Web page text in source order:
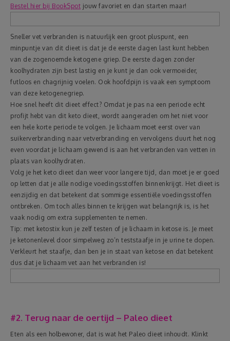
Bestel hier bij BookSpot jouw favoriet en dan starten maar!
Sneller vet verbranden is natuurlijk een groot pluspunt, een
minpuntje van dit dieet is dat je de eerste dagen last kunt hebben
van de zogenoemde ketogene griep. De eerste dagen zonder
koolhydraten zijn best lastig en je kunt je dan ook vermoeider,
futloos en chagrijnig voelen. Ook hoofdpijn is vaak een symptoom
van deze ketogenegriep.
Hoe snel heeft dit dieet effect? Omdat je pas na een periode echt
profijt hebt van dit keto dieet, wordt aangeraden om het niet voor
een hele korte periode te volgen. Je lichaam moet eerst over van
suikerverbranding naar vetverbranding en vervolgens duurt het nog
even voordat je lichaam gewend is aan het verbranden van vetten in
plaats van koolhydraten.
Volg je het keto dieet dan weer voor langere tijd, dan moet je er goed
op letten dat je alle nodige voedingsstoffen binnenkrijgt. Het dieet is
eenzijdig en dat betekent dat sommige essentiële voedingsstoffen
ontbreken. Om toch alles binnen te krijgen wat belangrijk is, is het
vaak nodig om extra supplementen te nemen.
Tip: met ketostix kun je zelf testen of je lichaam in ketose is. Je meet
je ketonenlevel door simpelweg zo’n teststaafje in je urine te dopen.
Verkleurt het staafje, dan ben je in staat van ketose en dat betekent
dus dat je lichaam vet aan het verbranden is!
#2. Terug naar de oertijd – Paleo dieet
Eten als een holbewoner, dat is wat het Paleo dieet inhoudt. Klinkt